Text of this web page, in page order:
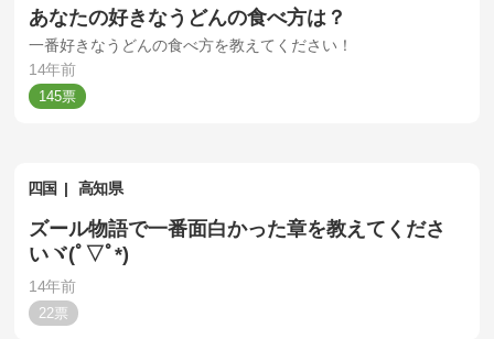
あなたの好きなうどんの食べ方は？
一番好きなうどんの食べ方を教えてください！
14年前
145
四国 高知県
ズール物語で一番面白かった章を教えてくださ
いヾ(ﾟ▽ﾟ*)
14年前
22